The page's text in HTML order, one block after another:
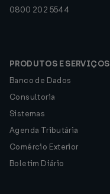
0800 202 5544
PRODUTOS E SERVIÇOS
Banco de Dados
Consultoria
Sistemas
Agenda Tributária
Comércio Exterior
Boletim Diário